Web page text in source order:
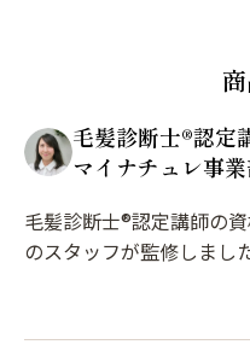
毛髪診断士®︎認定
マイナチュレ事
毛髪診断士®︎認定講師の
のスタッフが監修しまし